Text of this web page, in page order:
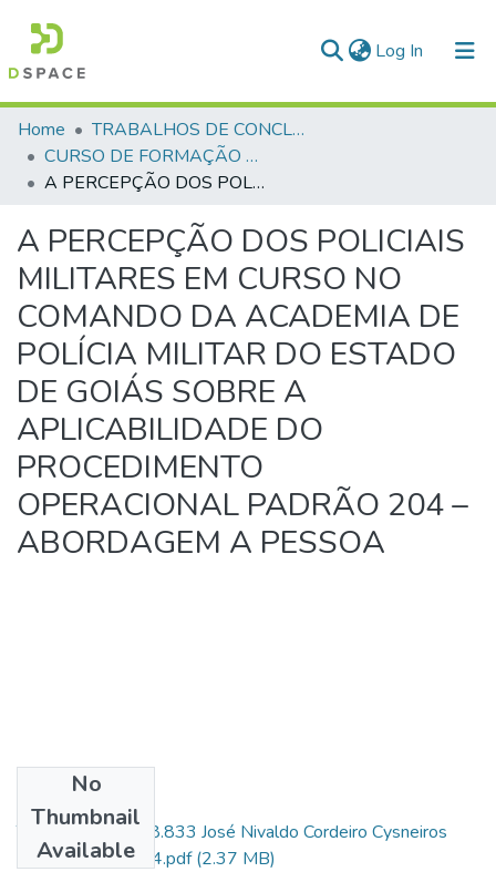
Log In (current)
Communities & Collections
All of DSpace
Home
TRABALHOS DE CONCLUSÃO DE CURSO - CFO (CURSO DE FORMAÇÃO DE OFICIAIS)
CURSO DE FORMAÇÃO DE OFICIAIS - 47ª TURMA CFO – ASPIRANTES - 2025
A PERCEPÇÃO DOS POLICIAIS MILITARES EM CURSO NO COMANDO DA ACADEMIA DE POLÍCIA MILITAR DO ESTADO DE GOIÁS SOBRE A APLICABILIDADE DO PROCEDIMENTO OPERACIONAL PADRÃO 204 – ABORDAGEM A PESSOA
A PERCEPÇÃO DOS POLICIAIS
MILITARES EM CURSO NO
COMANDO DA ACADEMIA DE
POLÍCIA MILITAR DO ESTADO
DE GOIÁS SOBRE A
APLICABILIDADE DO
PROCEDIMENTO
OPERACIONAL PADRÃO 204 –
ABORDAGEM A PESSOA
No
Thumbnail
Available
TCC - CAD PM 38.833 José Nivaldo Cordeiro Cysneiros
FILHO - Charlie 14.pdf(2.37 MB)